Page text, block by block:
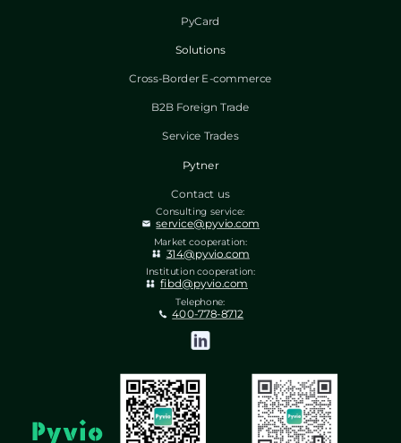
PyCard
Solutions
Cross-Border E-commerce
B2B Foreign Trade
Service Trades
Pytner
Contact us
Consulting service:
service@pyvio.com
Market cooperation:
314@pyvio.com
Institution cooperation:
fibd@pyvio.com
Telephone:
400-778-8712